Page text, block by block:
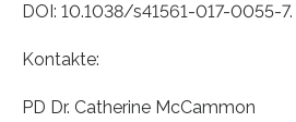
DOI: 10.1038/s41561-017-0055-7.
Kontakte:
PD Dr. Catherine McCammon